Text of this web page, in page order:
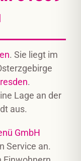
. Sie liegt im
.
Lage an der
aus.
GmbH
Service an.